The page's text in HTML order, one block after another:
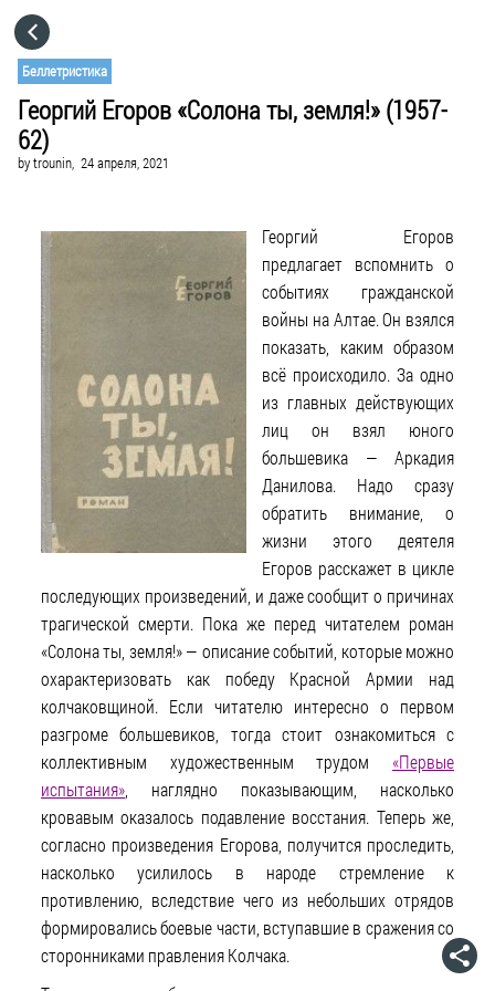
Беллетристика
Георгий Егоров «Солона ты, земля!» (1957-
62)
bytrounin, 24 апреля, 2021
Георгий Егоров
предлагает вспомнить о
событиях гражданской
войны на Алтае. Он взялся
показать, каким образом
всё происходило. За одно
из главных действующих
лиц он взял юного
большевика — Аркадия
Данилова. Надо сразу
обратить внимание, о
жизни этого деятеля
Егоров расскажет в цикле
последующих произведений, и даже сообщит о причинах
трагической смерти. Пока же перед читателем роман
«Солона ты, земля!» — описание событий, которые можно
охарактеризовать как победу Красной Армии над
колчаковщиной. Если читателю интересно о первом
разгроме большевиков, тогда стоит ознакомиться с
коллективным художественным трудом «Первые
испытания» , наглядно показывающим, насколько
кровавым оказалось подавление восстания. Теперь же,
согласно произведения Егорова, получится проследить,
насколько усилилось в народе стремление к
противлению, вследствие чего из небольших отрядов
формировались боевые части, вступавшие в сражения со
сторонниками правления Колчака.
CATEGORIES
VISIT WEBSITE